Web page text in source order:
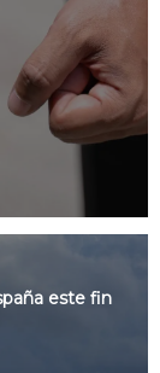
este fin